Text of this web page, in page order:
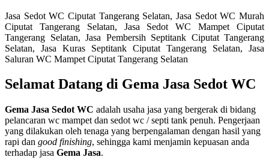
Jasa Sedot WC Ciputat Tangerang Selatan, Jasa Sedot WC Murah
Ciputat Tangerang Selatan, Jasa Sedot WC Mampet Ciputat
Tangerang Selatan, Jasa Pembersih Septitank Ciputat Tangerang
Selatan, Jasa Kuras Septitank Ciputat Tangerang Selatan, Jasa
Saluran WC Mampet Ciputat Tangerang Selatan
Selamat Datang di Gema Jasa Sedot WC
Gema Jasa Sedot WC adalah usaha jasa yang bergerak di bidang
pelancaran wc mampet dan sedot wc / septi tank penuh. Pengerjaan
yang dilakukan oleh tenaga yang berpengalaman dengan hasil yang
rapi dan good finishing, sehingga kami menjamin kepuasan anda
terhadap jasa Gema Jasa.